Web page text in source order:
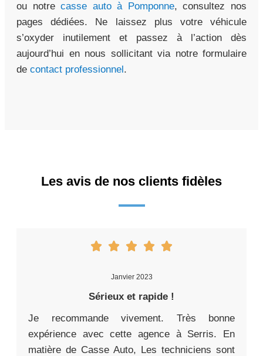
ou notrecasse auto à Pomponne, consultez nos
pages dédiées. Ne laissez plus votre véhicule
s’oxyder inutilement et passez à l’action dès
aujourd’hui en nous sollicitant via notre formulaire
de contact professionnel.
Les avis de nos clients fidèles
Janvier 2023
Sérieux et rapide !
Je recommande vivement. Très bonne
expérience avec cette agence à Serris. En
matière de Casse Auto, Les techniciens sont